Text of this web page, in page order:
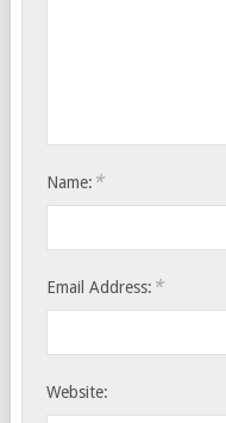
Name: *
Email Address: *
Website: